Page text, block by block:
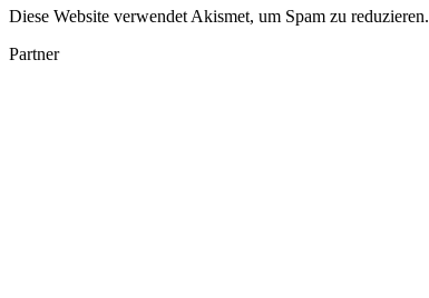
Diese Website verwendet Akismet, um Spam zu reduzieren.
Partner